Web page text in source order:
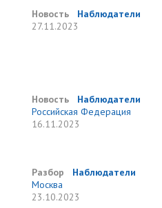
Новость
Наблюдатели
27.11.2023
Новость
Наблюдатели
Российская Федерация
16.11.2023
Разбор
Наблюдатели
Москва
23.10.2023